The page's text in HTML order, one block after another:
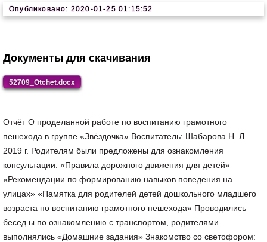
Опубликовано: 2020-01-25 01:15:52
Документы для скачивания
52709_Otchet.docx
Отчёт О проделанной работе по воспитанию грамотного
пешехода в группе «Звёздочка» Воспитатель: Шабарова Н. Л
2019 г. Родителям были предложены для ознакомления
консультации: «Правила дорожного движения для детей»
«Рекомендации по формированию навыков поведения на
улицах» «Памятка для родителей детей дошкольного младшего
возраста по воспитанию грамотного пешехода» Проводились
бесед ы по ознакомлению с транспортом, родителями
выполнялись «Домашние задания» Знакомство со светофором: